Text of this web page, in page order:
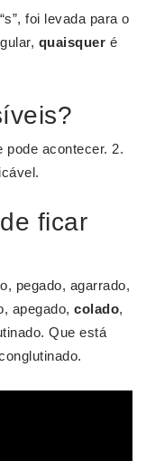
foi levada para o
quaisquer é
pode acontecer. 2.
ficar
pegado, agarrado,
apegado,colado,
Que está